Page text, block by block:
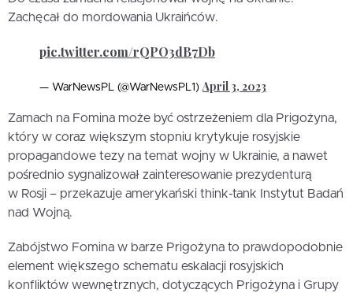
Zachęcał do mordowania Ukraińców.
pic.twitter.com/rQPO3dB7Db
— WarNewsPL (@WarNewsPL1)April 3, 2023
Zamach na Fomina może być ostrzeżeniem dla Prigożyna,
który w coraz większym stopniu krytykuje rosyjskie
propagandowe tezy na temat wojny w Ukrainie, a nawet
pośrednio sygnalizował zainteresowanie prezydenturą
w Rosji – przekazuje amerykański think-tank Instytut Badań
nad Wojną.
Zabójstwo Fomina w barze Prigożyna to prawdopodobnie
element większego schematu eskalacji rosyjskich
konfliktów wewnętrznych, dotyczących Prigożyna i Grupy